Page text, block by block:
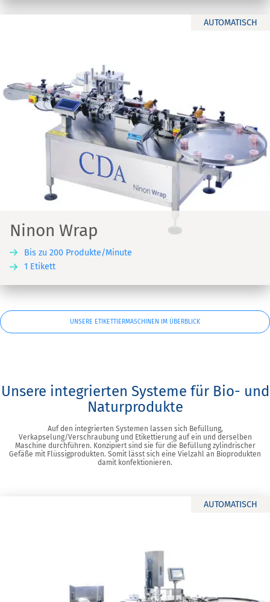
AUTOMATISCH
Ninon Wrap
Bis zu 200 Produkte/Minute
1 Etikett
UNSERE ETIKETTIERMASCHINEN IM ÜBERBLICK
Unsere integrierten Systeme für Bio- und
Naturprodukte
Auf den integrierten Systemen lassen sich Befüllung,
Verkapselung/Verschraubung und Etikettierung auf ein und derselben
Maschine durchführen. Konzipiert sind sie für die Befüllung zylindrischer
Gefäße mit Flüssigprodukten. Somit lässt sich eine Vielzahl an Bioprodukten
damit konfektionieren.
AUTOMATISCH